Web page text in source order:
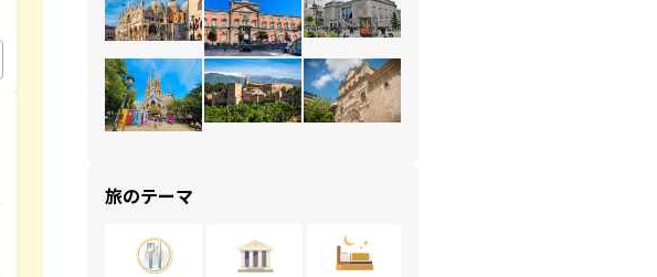
旅のテーマ